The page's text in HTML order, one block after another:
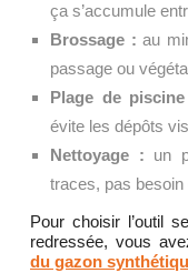
ça s’accumule
Brossage : au
passage ou
Plage de
évite les dépôts
Nettoyage : un
traces, pas
Pour choisir l’outil
redressée, vous
du gazon